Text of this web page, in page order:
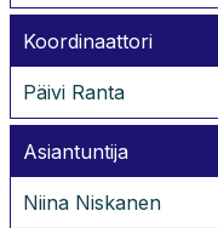
Koordinaattori
Päivi Ranta
Asiantuntija
Niina Niskanen